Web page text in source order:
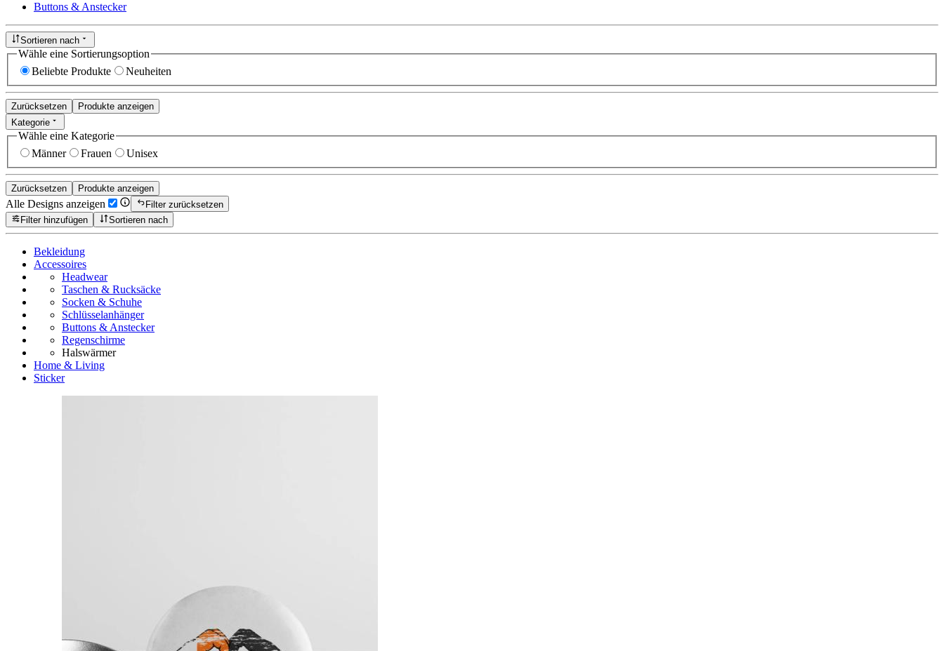
Buttons & Anstecker
Sortieren nach
Wähle eine Sortierungsoption
Beliebte Produkte
Neuheiten
Zurücksetzen
Produkte anzeigen
Kategorie
Wähle eine Kategorie
Männer
Frauen Unisex
Zurücksetzen Produkte anzeigen
Alle Designs anzeigen
Filter zurücksetzen
Filter hinzufügen
Sortieren nach
Bekleidung
Accessoires
Headwear
Taschen & Rucksäcke
Socken & Schuhe
Schlüsselanhänger
Buttons & Anstecker
Regenschirme
Halswärmer
Home & Living
Sticker